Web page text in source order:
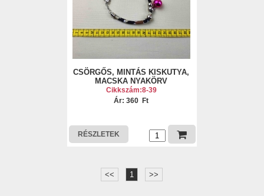
CSÖRGŐS, MINTÁS KISKUTYA,
MACSKA NYAKÖRV
Cikkszám:8-39
Ár: 360 Ft
RÉSZLETEK
<< 1 >>